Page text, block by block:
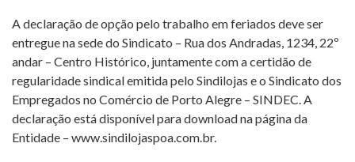
A declaração de opção pelo trabalho em feriados deve ser
entregue na sede do Sindicato – Rua dos Andradas, 1234, 22º
andar – Centro Histórico, juntamente com a certidão de
regularidade sindical emitida pelo Sindilojas e o Sindicato dos
Empregados no Comércio de Porto Alegre – SINDEC. A
declaração está disponível para download na página da
Entidade – www.sindilojaspoa.com.br.